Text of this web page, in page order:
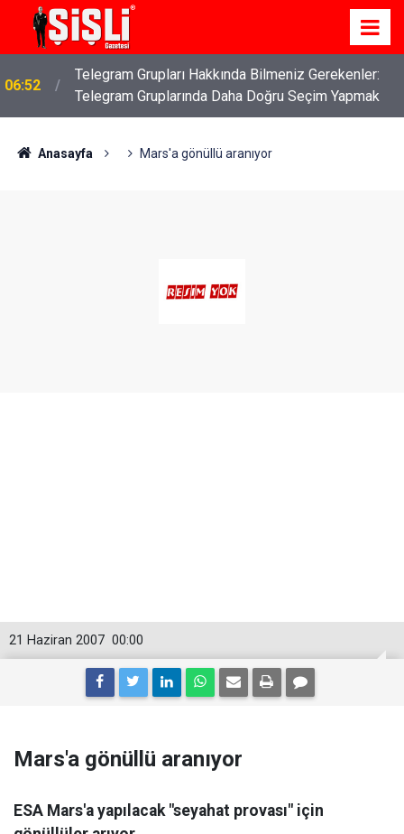
04:43
İş Davaları: Haklarınızı Bilmek ve Koruma Altına
Almak
Anasayfa Mars'a gönüllü aranıyor
00:00
21 Haziran 2007
Mars'a gönüllü aranıyor
ESA Mars'a yapılacak "seyahat provası" için